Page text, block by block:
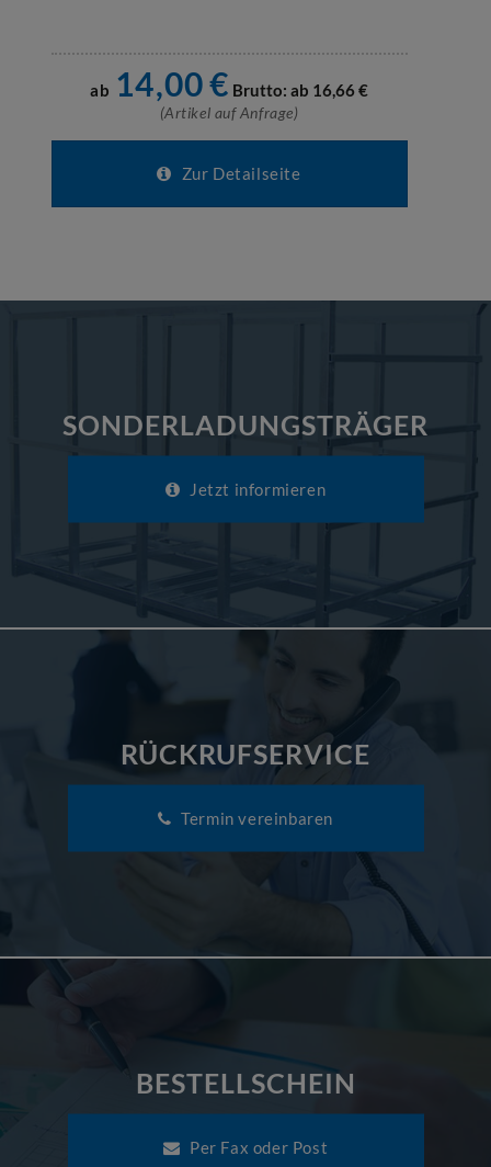
ab 14,00€ Brutto: ab 16,66€
(Artikel auf Anfrage)
Zur Detailseite
SONDERLADUNGSTRÄGER
Jetzt informieren
RÜCKRUFSERVICE
Termin vereinbaren
BESTELLSCHEIN
Per Fax oder Post